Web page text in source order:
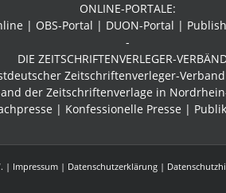
ein
erfolgreiches
ONLINE-PORTALE:
| OBS-Portal | DUON-Portal |
-
DIE ZEITSCHRIFTENVERLEGER-
Zeitschriftenverleger-Verband
der Zeitschriftenverlage in
| Konfessionelle Presse |
| Impressum| Datenschutzerklärung|